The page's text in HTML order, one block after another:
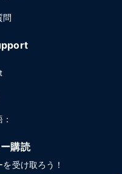
問
購読
受け取ろう！